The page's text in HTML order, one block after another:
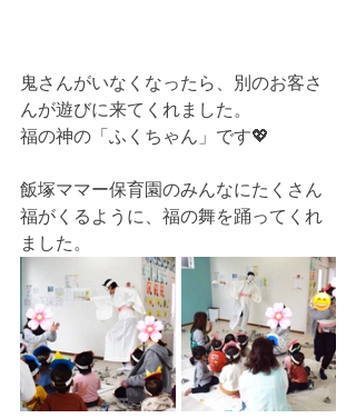
鬼さんがいなくなったら、別のお客さ
んが遊びに来てくれました。
福の神の「ふくちゃん」です💖
飯塚ママー保育園のみんなにたくさん
福がくるように、福の舞を踊ってくれ
ました。